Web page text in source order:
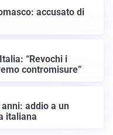
accusato di
“Revochi i
contromisure”
addio a un
italiana